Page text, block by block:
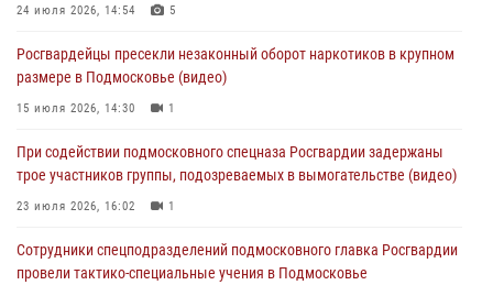
сигналам «Тревога» с охраняемых объектов в Подмосковье
04 августа 2026, 12:15
(видео)
03 августа 2026, 15:32
24 июля 2026, 14:54 5
Росгвардейцы пресекли незаконный оборот наркотиков в крупном
размере в Подмосковье (видео)
15 июля 2026, 14:30 1
При содействии подмосковного спецназа Росгвардии задержаны
трое участников группы, подозреваемых в вымогательстве (видео)
23 июля 2026, 16:02 1
Сотрудники спецподразделений подмосковного главка Росгвардии
провели тактико-специальные учения в Подмосковье